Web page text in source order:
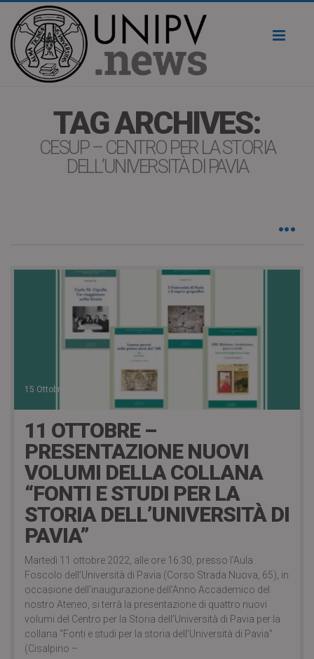
TAG ARCHIVES:
CESUP – CENTRO PER LA STORIA
DELL’UNIVERSITÀ DI PAVIA
15 Ottobre 2022
11 OTTOBRE –
PRESENTAZIONE NUOVI
VOLUMI DELLA COLLANA
“FONTI E STUDI PER LA
STORIA DELL’UNIVERSITÀ DI
PAVIA”
Martedì 11 ottobre 2022, alle ore 16:30, presso l’Aula
Foscolo dell’Università di Pavia (Corso Strada Nuova, 65), in
occasione dell’inaugurazione dell’Anno Accademico del
nostro Ateneo, si terrà la presentazione di quattro nuovi
volumi del Centro per la Storia dell’Università di Pavia per la
collana “Fonti e studi per la storia dell’Università di Pavia”
(Cisalpino –